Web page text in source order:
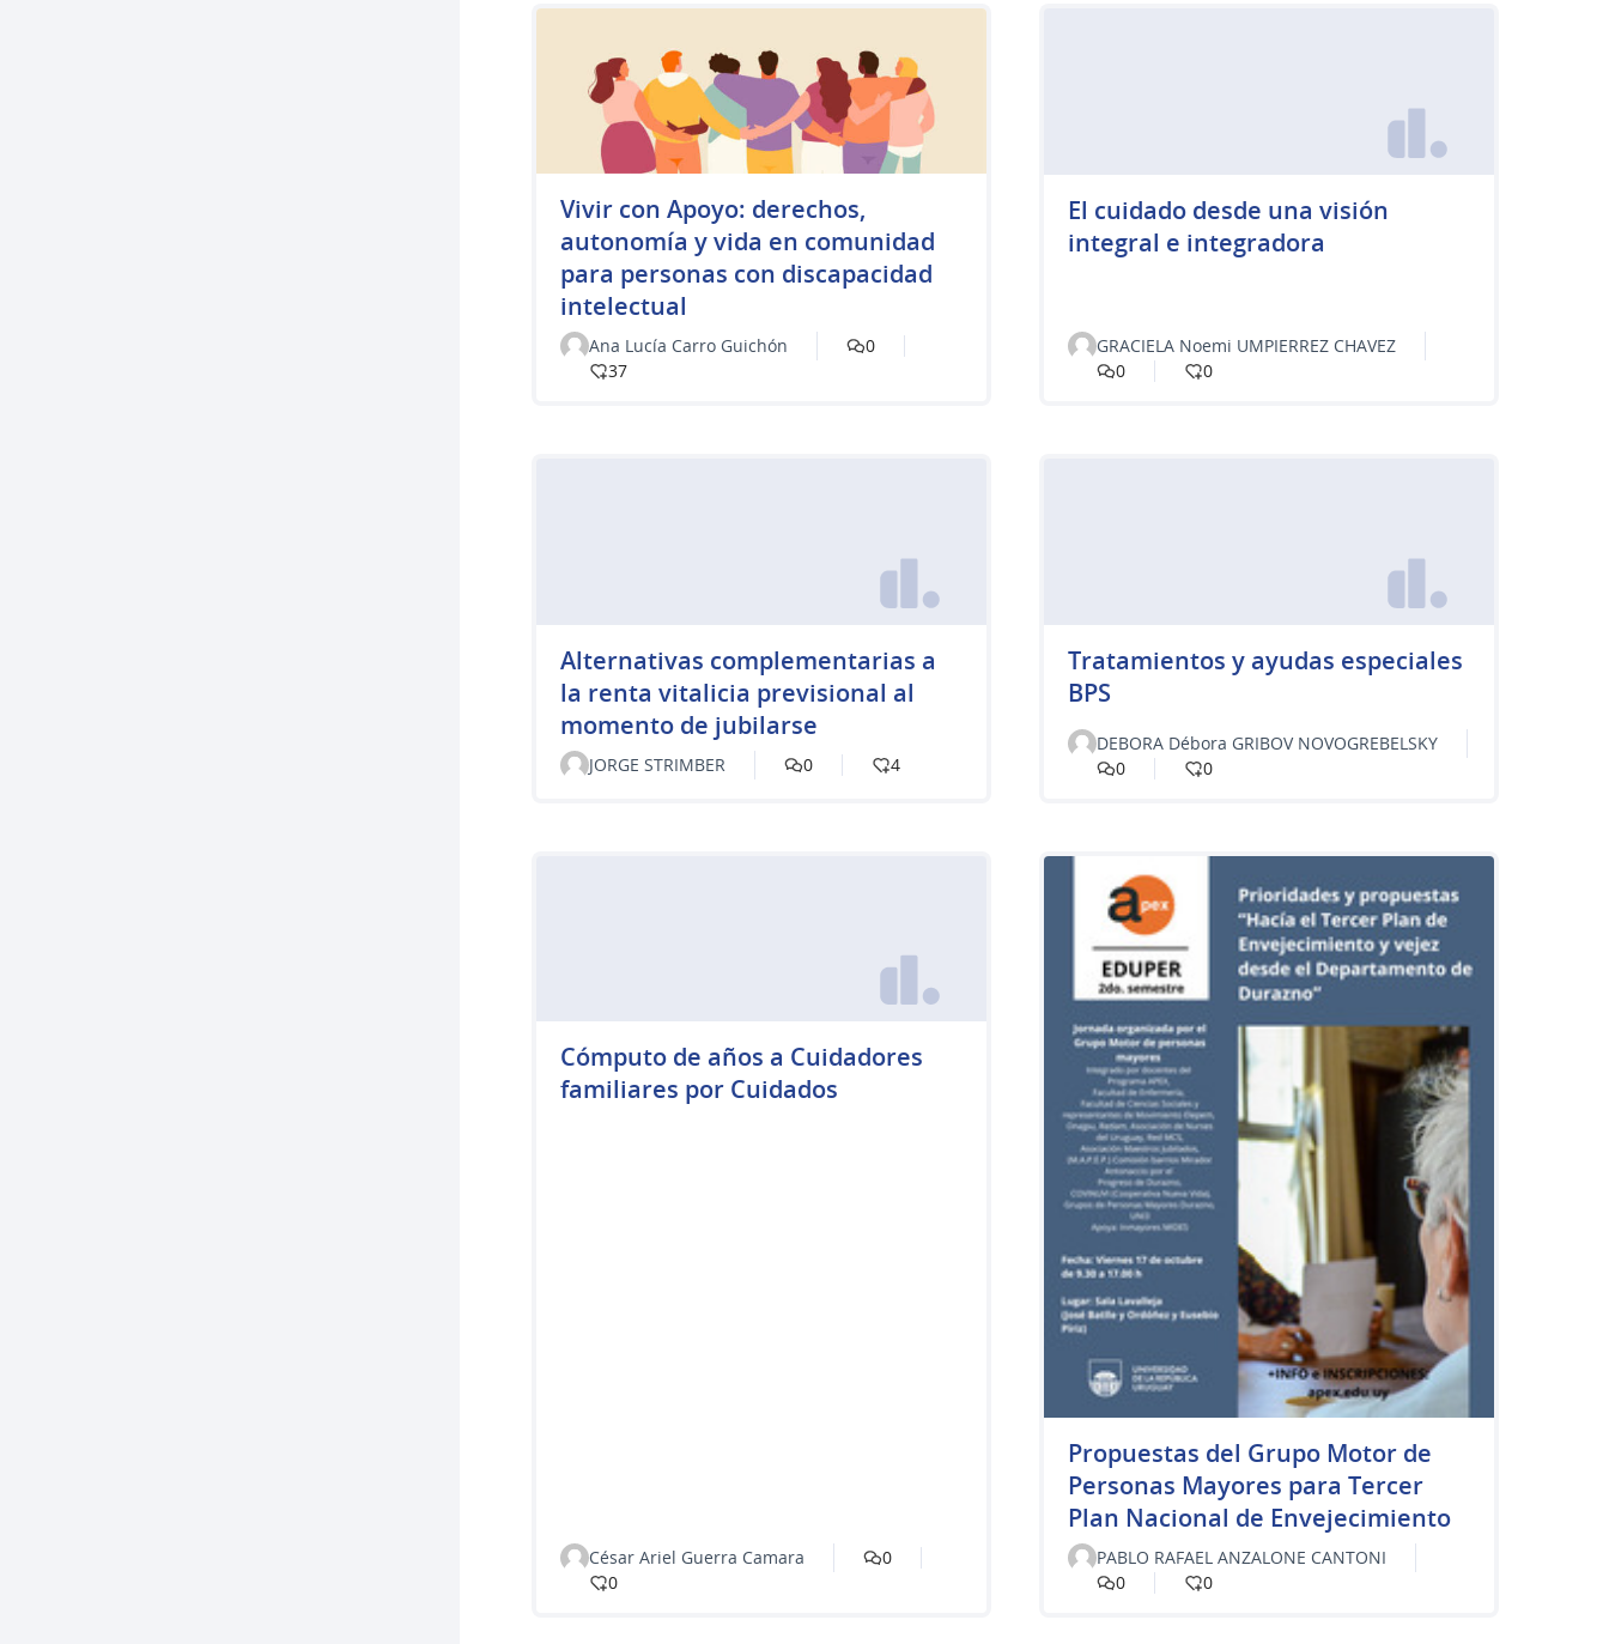
Vivir con Apoyo: derechos,
autonomía y vida en comunidad
para personas con discapacidad
intelectual
Ana Lucía Carro Guichón
0
37
El cuidado desde una visión
integral e integradora
GRACIELA Noemi UMPIERREZ CHAVEZ
0
0
Alternativas complementarias a
la renta vitalicia previsional al
momento de jubilarse
JORGE STRIMBER 0 4
Tratamientos y ayudas especiales
BPS
DEBORA Débora GRIBOV NOVOGREBELSKY
0
0
Cómputo de años a Cuidadores
familiares por Cuidados
César Ariel Guerra Camara
0
0
Propuestas del Grupo Motor de
Personas Mayores para Tercer
Plan Nacional de Envejecimiento
PABLO RAFAEL ANZALONE CANTONI
0
0